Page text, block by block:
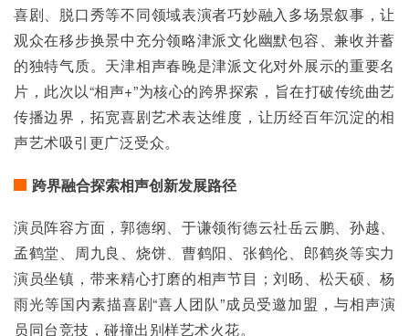
喜剧、脱口秀等不同领域表演者巧妙融入多场景叙事，让
观众在移步换景中充分领略津派文化幽默包容、兼收并蓄
的独特气质。天津相声春晚是津派文化对外展示的重要名
片，此次以“相声+”为核心的跨界探索，旨在打破传统曲艺
传播边界，拓宽喜剧艺术表达维度，让历经百年沉淀的相
声艺术吸引更广泛受众。
跨界融合探索相声创新发展路径
演员阵容方面，郭德纲、于谦领衔德云社岳云鹏、孙越、
孟鹤堂、周九良、烧饼、曹鹤阳、张鹤伦、郎鹤炎等实力
演员坐镇，带来精心打磨的相声节目；刘旸、松天硕、杨
雨光等国内素描喜剧“喜人团队”成员受邀加盟，与相声演
员同台竞技，碰撞出别样艺术火花。